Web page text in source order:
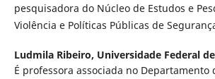
pesquisadora do Núcleo de Estudos e
Violência e Políticas Públicas de
Ludmila Ribeiro, Universidade Federal
É professora associada no Departamento